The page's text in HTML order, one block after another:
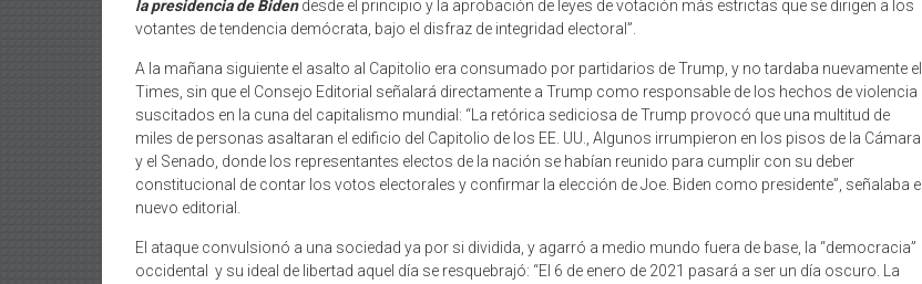
la presidencia de Bidendesde el principio y la aprobación de leyes de votación más estrictas que se dirigen a los
votantes de tendencia demócrata, bajo el disfraz de integridad electoral”.
A la mañana siguiente el asalto al Capitolio era consumado por partidarios de Trump, y no tardaba nuevamente el
Times, sin que el Consejo Editorial señalará directamente a Trump como responsable de los hechos de violencia
suscitados en la cuna del capitalismo mundial: “La retórica sediciosa de Trump provocó que una multitud de
miles de personas asaltaran el edificio del Capitolio de los EE. UU., Algunos irrumpieron en los pisos de la Cámara
y el Senado, donde los representantes electos de la nación se habían reunido para cumplir con su deber
constitucional de contar los votos electorales y confirmar la elección de Joe. Biden como presidente”, señalaba el
nuevo editorial.
El ataque convulsionó a una sociedad ya por si dividida, y agarró a medio mundo fuera de base, la “democracia”
occidental y su ideal de libertad aquel día se resquebrajó: “El 6 de enero de 2021 pasará a ser un día oscuro. La